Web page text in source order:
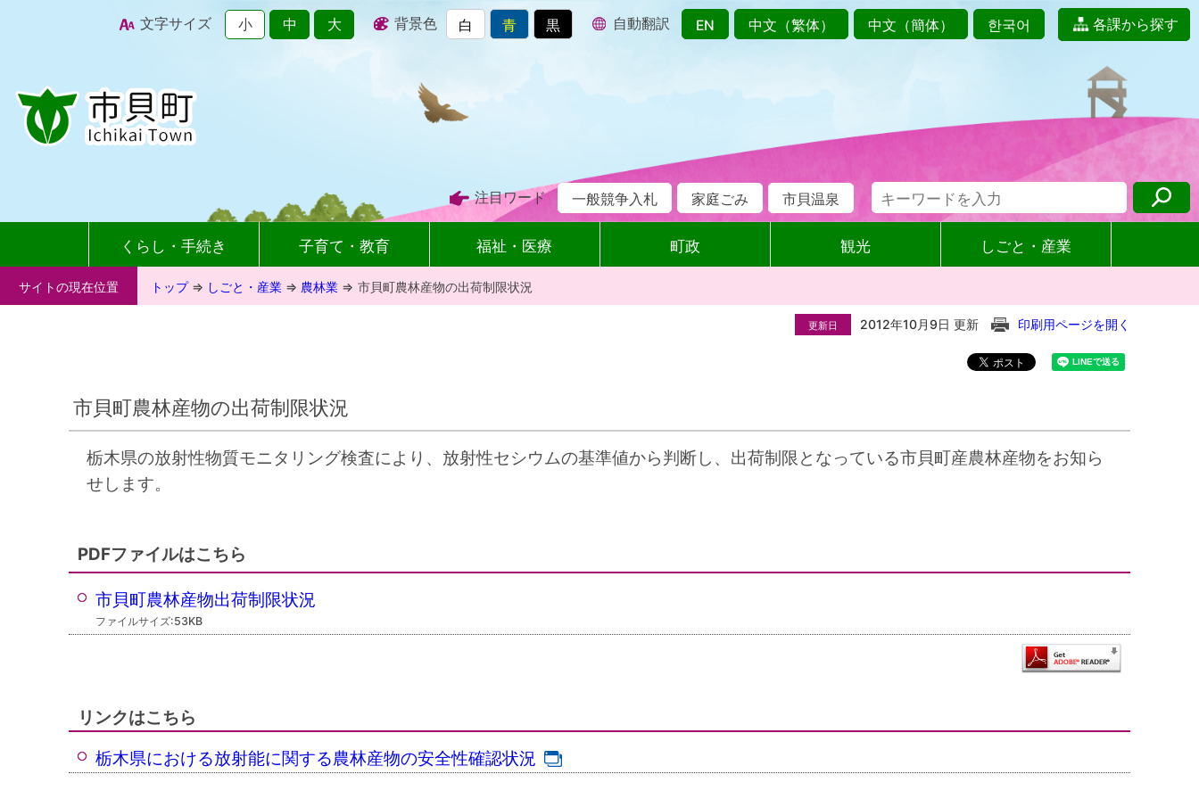
文字サイズ 小 中 大 背景色 白 青 黒 自動翻訳 EN 中文（繁体） 中文（簡体） 한국어 各課から探す
注目ワード 一般競争入札 家庭ごみ 市貝温泉
くらし・手続き 子育て・教育 福祉・医療 町政 観光 しごと・産業
サイトの現在位置 トップ⇒ しごと・産業 ⇒ 農林業 ⇒ 市貝町農林産物の出荷制限状況
更新日 2012年10月9日 更新 印刷用ページを開く
市貝町農林産物の出荷制限状況
栃木県の放射性物質モニタリング検査により、放射性セシウムの基準値から判断し、出荷制限となっている市貝町産農林産物をお知ら
せします。
PDFファイルはこちら
市貝町農林産物出荷制限状況
ファイルサイズ:53KB
リンクはこちら
栃木県における放射能に関する農林産物の安全性確認状況